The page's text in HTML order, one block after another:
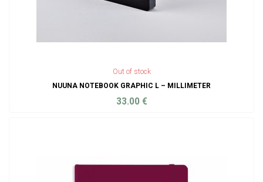
Out of stock
NUUNA NOTEBOOK GRAPHIC L – MILLIMETER
33.00 €